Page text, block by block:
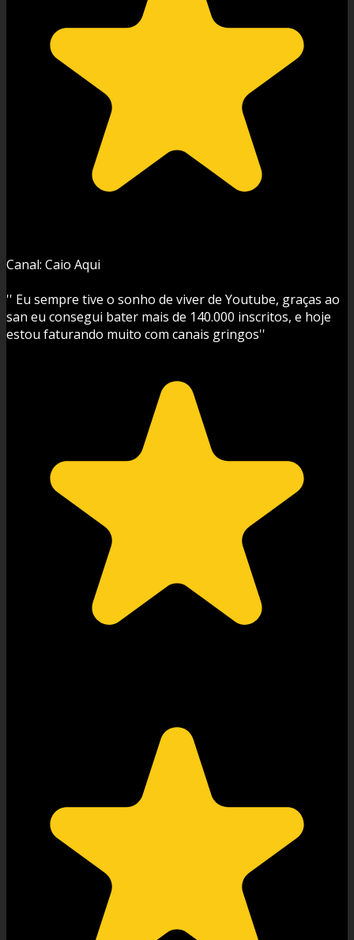
Canal: Caio Aqui
'' Eu sempre tive o sonho de viver de Youtube, graças ao
san eu consegui bater mais de 140.000 inscritos, e hoje
estou faturando muito com canais gringos''